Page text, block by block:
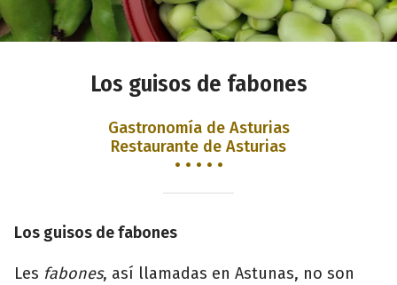
Los guisos de fabones
Gastronomía de Asturias
Restaurante de Asturias
• • • • •
Los guisos de fabones
Les fabones, así llamadas en Astunas, no son